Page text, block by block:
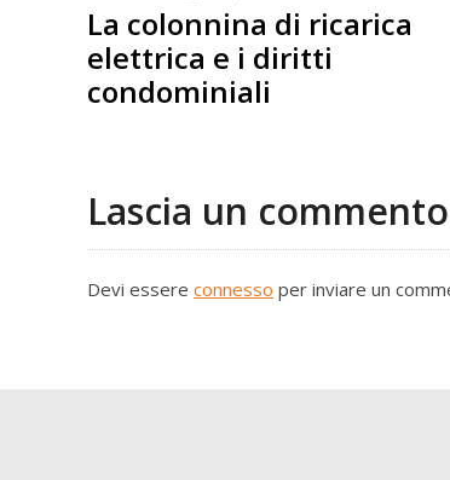
La colonnina di ricarica
elettrica e i diritti
condominiali
Lascia un commento
Devi essere connesso per inviare un